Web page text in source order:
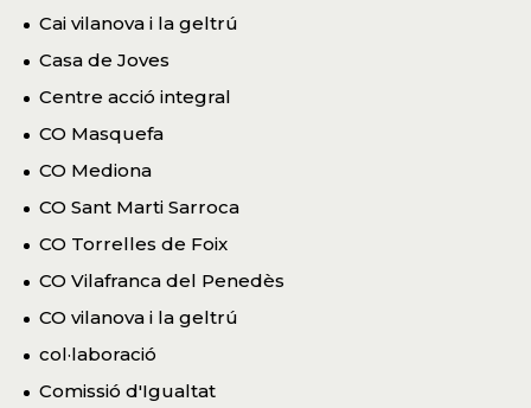
Cai vilanova i la geltrú
Casa de Joves
Centre acció integral
CO Masquefa
CO Mediona
CO Sant Marti Sarroca
CO Torrelles de Foix
CO Vilafranca del Penedès
CO vilanova i la geltrú
col·laboració
Comissió d'Igualtat